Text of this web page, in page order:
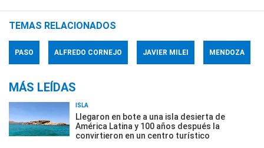
TEMAS RELACIONADOS
PASO ALFREDO CORNEJO JAVIER MILEI MENDOZA
MÁS LEÍDAS
ISLA
Llegaron en bote a una isla desierta de
América Latina y 100 años después la
convirtieron en un centro turístico